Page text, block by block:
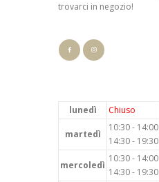
trovarci in negozio!
lunedì Chiuso
martedì
10:30 - 14:00
14:30 - 19:30
mercoledì
10:30 - 14:00
14:30 - 19:30